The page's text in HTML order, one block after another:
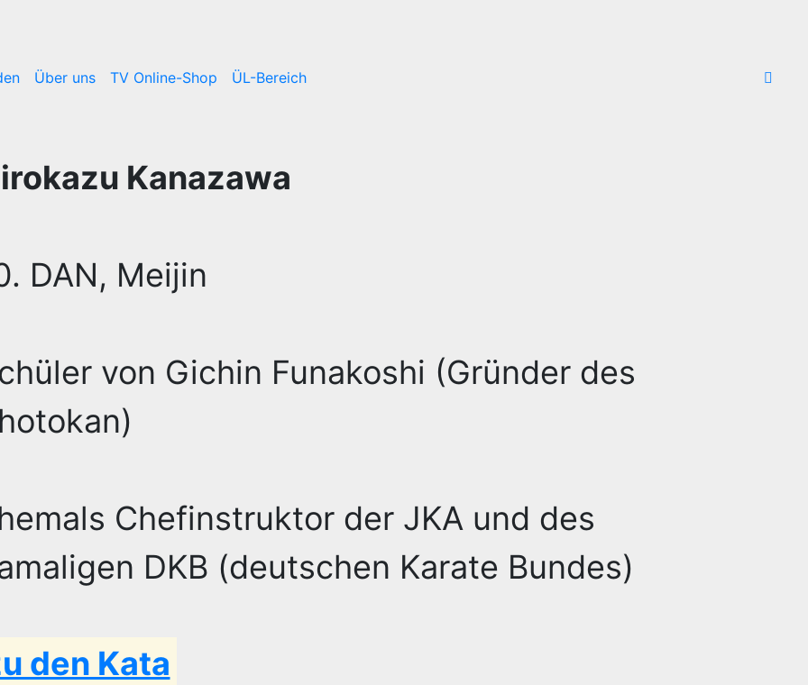
Über uns TV Online-Shop ÜL-Bereich
Kanazawa
DAN, Meijin
von Gichin Funakoshi (Gründer des
Chefinstruktor der JKA und des
DKB (deutschen Karate Bundes)
den Kata